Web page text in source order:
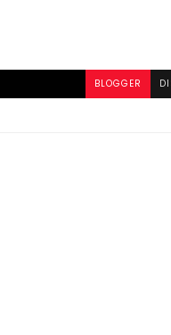
BLOGGER